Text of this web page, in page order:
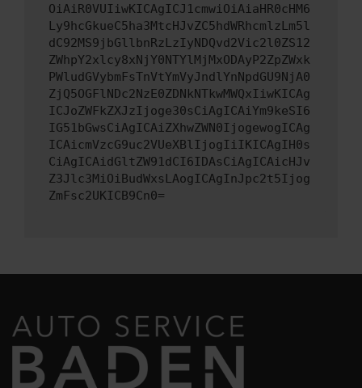
OiAiR0VUIiwKICAgICJ1cmwiOiAiaHR0cHM6
Ly9hcGkueC5ha3MtcHJvZC5hdWRhcmlzLm5l
dC92MS9jbGllbnRzLzIyNDQvd2Vic2l0ZS12
ZWhpY2xlcy8xNjY0NTYlMjMxODAyP2ZpZWxk
PWludGVybmFsTnVtYmVyJndlYnNpdGU9NjA0
ZjQ5OGFlNDc2NzE0ZDNkNTkwMWQxIiwKICAg
ICJoZWFkZXJzIjoge30sCiAgICAiYm9keSI6
IG51bGwsCiAgICAiZXhwZWN0IjogewogICAg
ICAicmVzcG9uc2VUeXBlIjogIiIKICAgIH0s
CiAgICAidGltZW91dCI6IDAsCiAgICAicHJv
Z3Jlc3MiOiBudWxsLAogICAgInJpc2t5Ijog
ZmFsc2UKICB9Cn0=